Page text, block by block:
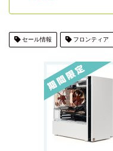
セール情報 フロンティア